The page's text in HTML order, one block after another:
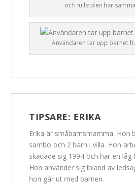
och rullstolen har
Användaren tar upp barnet
TIPSARE: ERIKA
Erika är småbarnsmamma. Hon
sambo och 2 barn i villa. Hon
skadade sig 1994 och har en låg
Hon använder sig ibland av
hon går ut med barnen.